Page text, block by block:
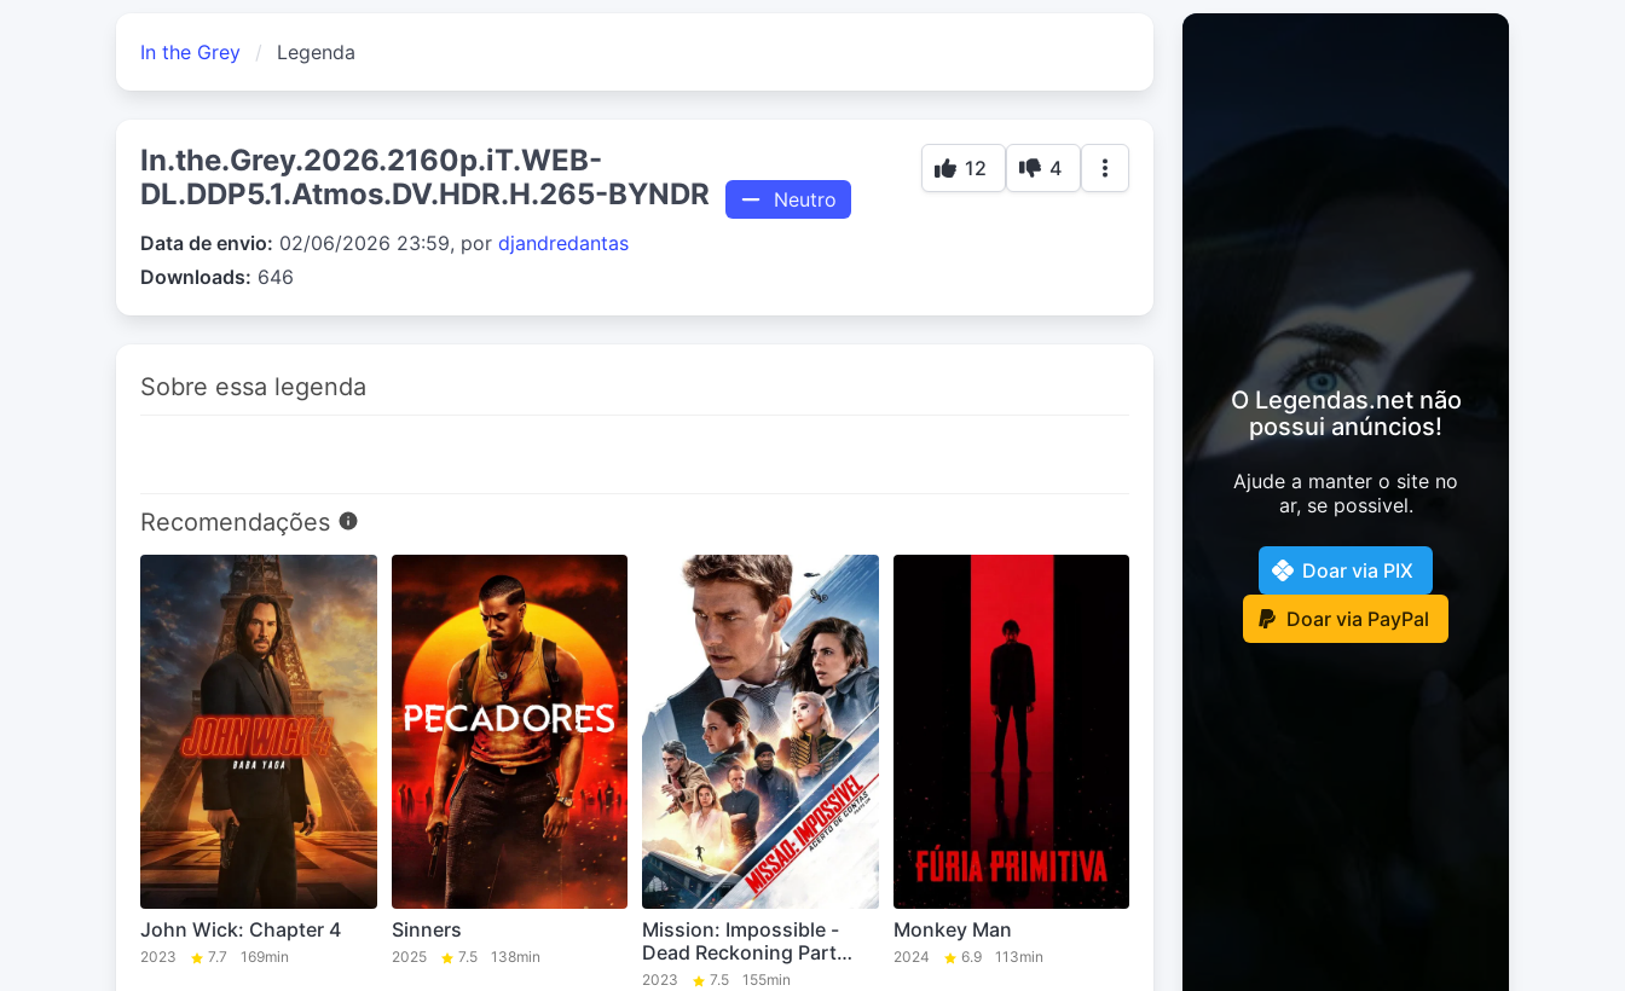
In the Grey Legenda
In.the.Grey.2026.2160p.iT.WEB-
DL.DDP5.1.Atmos.DV.HDR.H.265-BYNDR
Neutro
Data de envio: 02/06/2026 23:59, por djandredantas
Downloads: 646
12 4
Sobre essa legenda
Recomendações
John Wick: Chapter 4
2023 7.7 169min
Sinners
2025 7.5 138min
Mission: Impossible -
Dead Reckoning Part
One
2023 7.5 155min
Monkey Man
2024 6.9 113min
O Legendas.net não
possui anúncios!
Ajude a manter o site no
ar, se possivel.
Doar via PIX
Doar via PayPal